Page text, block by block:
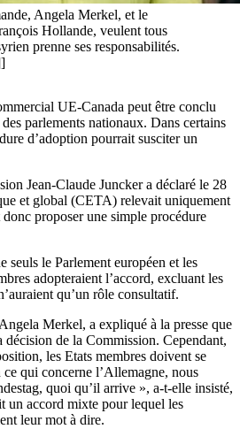
Angela Merkel, et le
Hollande, veulent tous
prenne ses responsabilités.
UE-Canada peut être conclu
parlements nationaux. Dans certains
d’adoption pourrait susciter un
Jean-Claude Juncker a déclaré le 28
et global (CETA) relevait uniquement
proposer une simple procédure
seuls le Parlement européen et les
adopteraient l’accord, excluant les
qu’un rôle consultatif.
Merkel, a expliqué à la presse que
de la Commission. Cependant,
les Etats membres doivent se
qui concerne l’Allemagne, nous
quoi qu’il arrive », a-t-elle insisté,
un accord mixte pour lequel les
leur mot à dire.